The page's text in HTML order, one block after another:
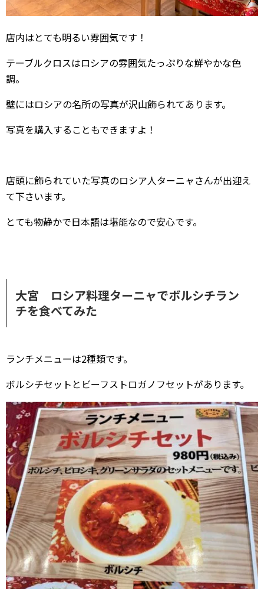
店内はとても明るい雰囲気です！
テーブルクロスはロシアの雰囲気たっぷりな鮮やかな色
調。
壁にはロシアの名所の写真が沢山飾られてあります。
写真を購入することもできますよ！
店頭に飾られていた写真のロシア人ターニャさんが出迎え
て下さいます。
とても物静かで日本語は堪能なので安心です。
大宮 ロシア料理ターニャでボルシチラン
チを食べてみた
ランチメニューは2種類です。
ボルシチセットとビーフストロガノフセットがあります。